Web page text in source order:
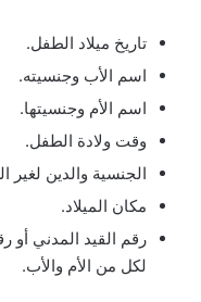
تاريخ ميلاد الطفل.
اسم الأب وجنسيته.
اسم الأم وجنسيتها.
وقت ولادة الطفل.
الجنسية والدين لغير
مكان الميلاد.
رقم القيد المدني أو
لكل من الأم والأب.